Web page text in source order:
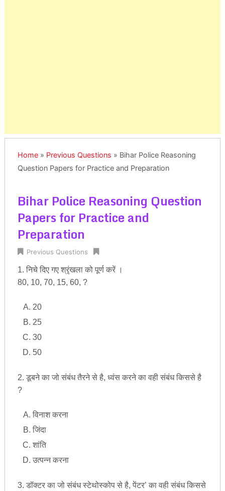
Home» Previous Questions » Bihar Police Reasoning
Question Papers for Practice and Preparation
Bihar Police Reasoning Question
Papers for Practice and
Preparation
Previous Questions
1. निचे दिए गए श्रृंखला को पूर्ण करें ।
80, 10, 70, 15, 60, ?
20
25
30
50
2. डूबने का जो संबंध तैरने से है, ध्वंस करने का वही संबंध किससे है
?
विनाश करना
जिंदा
शांति
उत्पन्न करना
3. डॉक्टर का जो संबंध स्टेथोस्कोप से है, पेंटर’ का वही संबंध किससे